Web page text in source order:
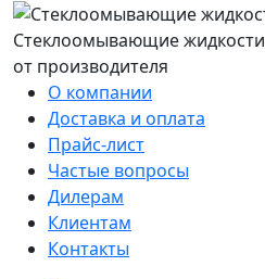
Стеклоомывающие жидкости
от производителя
О компании
Доставка и оплата
Прайс-лист
Частые вопросы
Дилерам
Клиентам
Контакты